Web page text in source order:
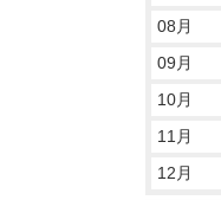
08月
09月
10月
11月
12月